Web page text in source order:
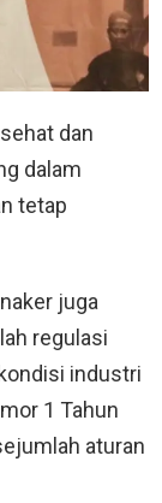
dan
dalam
tetap
juga
regulasi
industri
1 Tahun
aturan